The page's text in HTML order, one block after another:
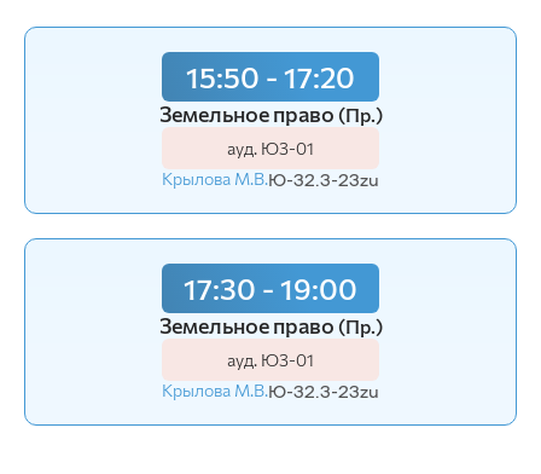
15:50 - 17:20
Земельное право (Пр.)
ауд. Ю3-01
Крылова М.В.Ю-32.3-23zu
17:30 - 19:00
Земельное право (Пр.)
ауд. Ю3-01
Крылова М.В.Ю-32.3-23zu